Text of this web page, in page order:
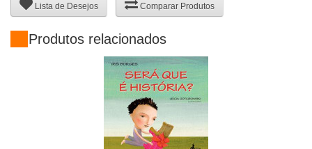
Lista de Desejos Comparar Produtos
Produtos relacionados